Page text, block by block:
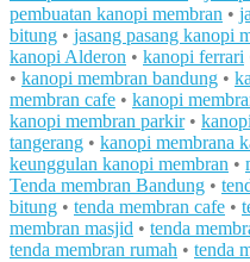
pembuatan kanopi membran •
bitung • jasang pasang kanopi
kanopi Alderon • kanopi ferrari
• kanopi membran bandung •
membran cafe • kanopi
kanopi membran parkir•
tangerang • kanopi membrana
keunggulan kanopi membran •
Tenda membran Bandung •
bitung • tenda membran cafe •
membran masjid • tenda
tenda membran rumah • tenda